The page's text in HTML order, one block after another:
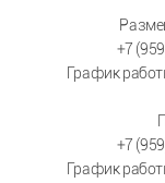
+7
График
+7
График